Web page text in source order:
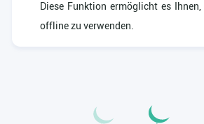
Diese Funktion ermöglicht es
offline zu verwenden.